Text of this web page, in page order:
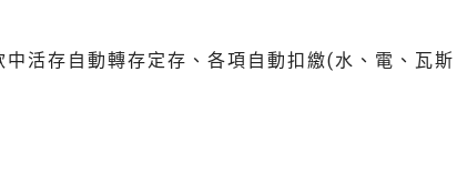
活存自動轉存定存、各項自動扣繳(水、電、瓦